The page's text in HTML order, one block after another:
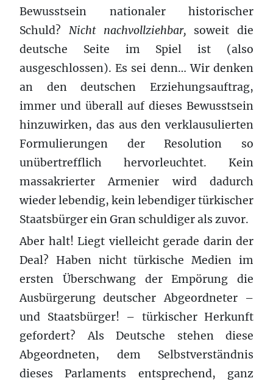
Bewusstsein nationaler historischer
Schuld? Nicht nachvollziehbar, soweit die
deutsche Seite im Spiel ist (also
ausgeschlossen). Es sei denn… Wir denken
an den deutschen Erziehungsauftrag,
immer und überall auf dieses Bewusstsein
hinzuwirken, das aus den verklausulierten
Formulierungen der Resolution so
unübertrefflich hervorleuchtet. Kein
massakrierter Armenier wird dadurch
wieder lebendig, kein lebendiger türkischer
Staatsbürger ein Gran schuldiger als zuvor.
Aber halt! Liegt vielleicht gerade darin der
Deal? Haben nicht türkische Medien im
ersten Überschwang der Empörung die
Ausbürgerung deutscher Abgeordneter –
und Staatsbürger! – türkischer Herkunft
gefordert? Als Deutsche stehen diese
Abgeordneten, dem Selbstverständnis
dieses Parlaments entsprechend, ganz